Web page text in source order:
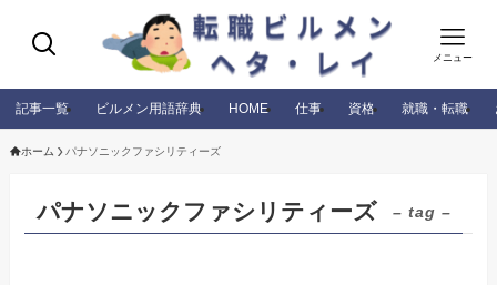
メニュー
記事一覧 ビルメン用語辞典 HOME 仕事 資格 就職・転職
ホーム パナソニックファシリティーズ
パナソニックファシリティーズ – tag –